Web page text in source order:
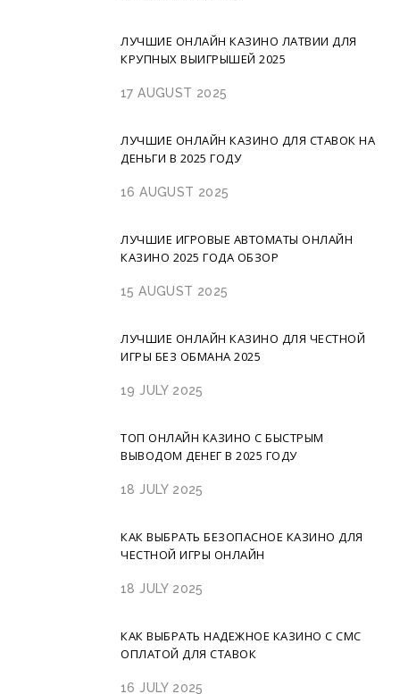
ЛУЧШИЕ ОНЛАЙН КАЗИНО ЛАТВИИ ДЛЯ
КРУПНЫХ ВЫИГРЫШЕЙ 2025
17 AUGUST 2025
ЛУЧШИЕ ОНЛАЙН КАЗИНО ДЛЯ СТАВОК НА
ДЕНЬГИ В 2025 ГОДУ
16 AUGUST 2025
ЛУЧШИЕ ИГРОВЫЕ АВТОМАТЫ ОНЛАЙН
КАЗИНО 2025 ГОДА ОБЗОР
15 AUGUST 2025
ЛУЧШИЕ ОНЛАЙН КАЗИНО ДЛЯ ЧЕСТНОЙ
ИГРЫ БЕЗ ОБМАНА 2025
19 JULY 2025
ТОП ОНЛАЙН КАЗИНО С БЫСТРЫМ
ВЫВОДОМ ДЕНЕГ В 2025 ГОДУ
18 JULY 2025
КАК ВЫБРАТЬ БЕЗОПАСНОЕ КАЗИНО ДЛЯ
ЧЕСТНОЙ ИГРЫ ОНЛАЙН
18 JULY 2025
КАК ВЫБРАТЬ НАДЕЖНОЕ КАЗИНО С СМС
ОПЛАТОЙ ДЛЯ СТАВОК
16 JULY 2025